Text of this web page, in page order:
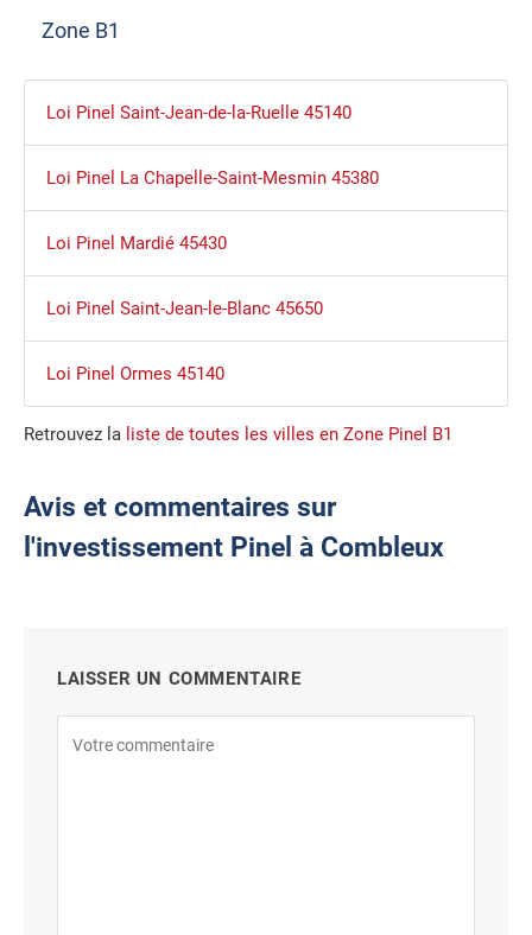
Zone B1
Loi Pinel Saint-Jean-de-la-Ruelle 45140
Loi Pinel La Chapelle-Saint-Mesmin 45380
Loi Pinel Mardié 45430
Loi Pinel Saint-Jean-le-Blanc 45650
Loi Pinel Ormes 45140
Retrouvez la liste de toutes les villes en Zone Pinel B1
Avis et commentaires sur
l'investissement Pinel à Combleux
LAISSER UN COMMENTAIRE